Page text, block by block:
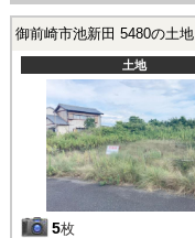
御前崎市池新田 5480の土地
土地
5枚